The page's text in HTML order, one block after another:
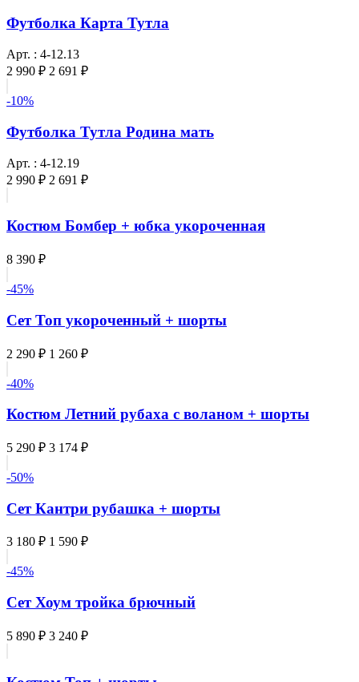
Футболка Карта Тутла
Арт. : 4-12.13
2 990 ₽ 2 691 ₽
-10%
Футболка Тутла Родина мать
Арт. : 4-12.19
2 990 ₽ 2 691 ₽
Костюм Бомбер + юбка укороченная
8 390 ₽
-45%
Сет Топ укороченный + шорты
2 290 ₽ 1 260 ₽
-40%
Костюм Летний рубаха с воланом + шорты
5 290 ₽ 3 174 ₽
-50%
Сет Кантри рубашка + шорты
3 180 ₽ 1 590 ₽
-45%
Сет Хоум тройка брючный
5 890 ₽ 3 240 ₽